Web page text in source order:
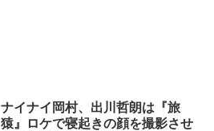
ナイナイ岡村、出川哲朗は『旅
猿』ロケで寝起きの顔を撮影させ